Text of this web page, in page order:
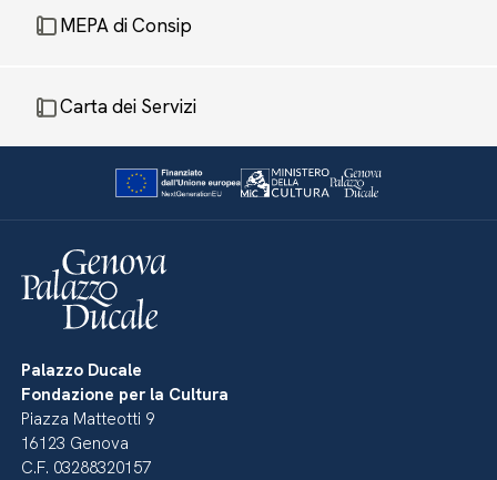
MEPA di Consip
Carta dei Servizi
Palazzo Ducale
Fondazione per la Cultura
Piazza Matteotti 9
16123 Genova
C.F. 03288320157